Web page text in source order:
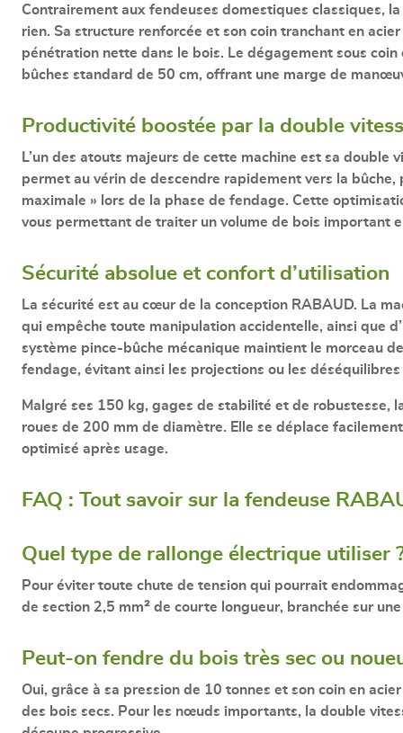
Contrairement aux fendeuses domestiques classiques, la
rien. Sa structure renforcée et son coin tranchant en
pénétration nette dans le bois. Le dégagement sous
bûches standard de 50 cm, offrant une marge de
Productivité boostée par la double
L’un des atouts majeurs de cette machine est sa double
permet au vérin de descendre rapidement vers la bûche,
maximale » lors de la phase de fendage. Cette
vous permettant de traiter un volume de bois important
Sécurité absolue et confort d’utilisation
La sécurité est au cœur de la conception RABAUD. La
qui empêche toute manipulation accidentelle, ainsi que
système pince-bûche mécanique maintient le morceau
fendage, évitant ainsi les projections ou les
Malgré ses 150 kg, gages de stabilité et de robustesse,
roues de 200 mm de diamètre. Elle se déplace
optimisé après usage.
FAQ : Tout savoir sur la fendeuse
Quel type de rallonge électrique utiliser
Pour éviter toute chute de tension qui pourrait
de section 2,5 mm² de courte longueur, branchée sur
Peut-on fendre du bois très sec ou
Oui, grâce à sa pression de 10 tonnes et son coin en
des bois secs. Pour les nœuds importants, la double